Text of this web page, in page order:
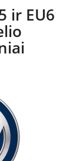
ir EU6